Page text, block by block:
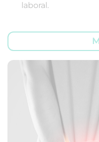
laboral.